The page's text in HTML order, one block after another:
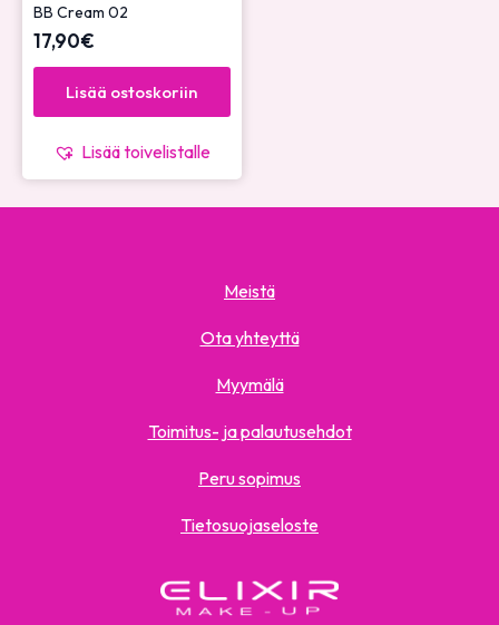
BB Cream 02
17,90€
Lisää ostoskoriin
Lisää toivelistalle
Meistä
Ota yhteyttä
Myymälä
Toimitus- ja palautusehdot
Peru sopimus
Tietosuojaseloste